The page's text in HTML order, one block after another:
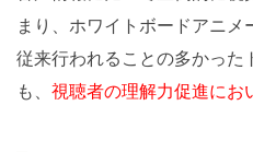
まり、ホワイトボードアニメ
従来行われることの多かった
も、 視聴者の理解力促進にお